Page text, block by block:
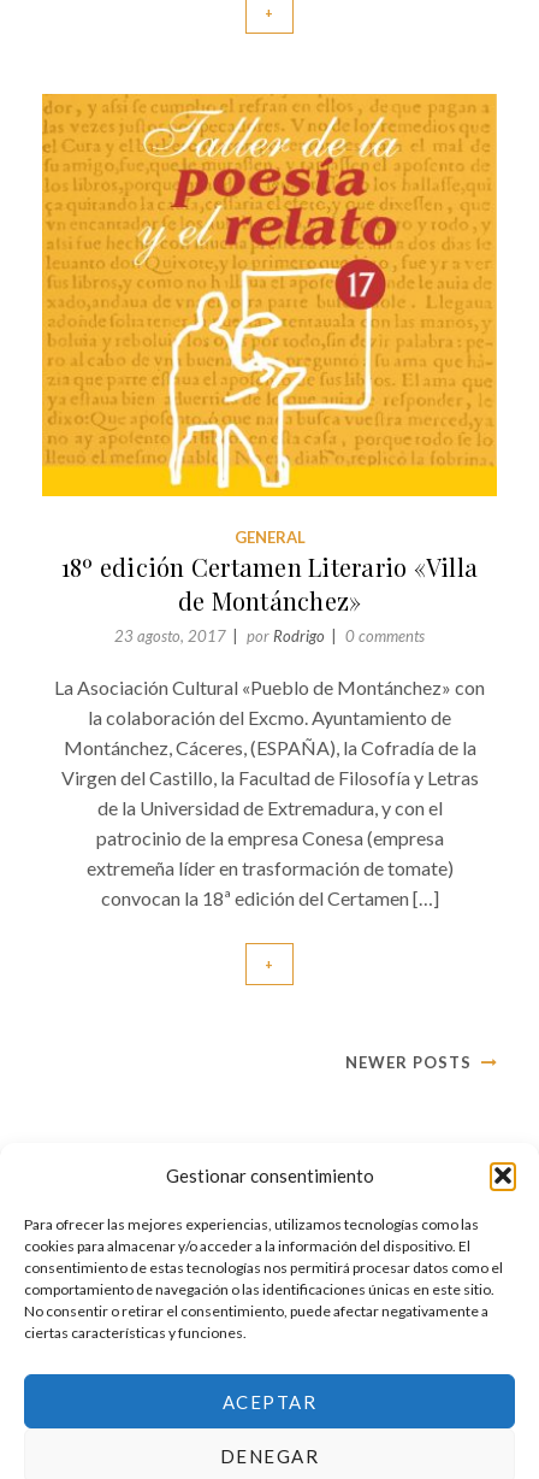
Gestionar consentimiento
Para ofrecer las mejores experiencias, utilizamos tecnologías como las
cookies para almacenar y/o acceder a la información del dispositivo. El
consentimiento de estas tecnologías nos permitirá procesar datos como el
comportamiento de navegación o las identificaciones únicas en este sitio.
No consentir o retirar el consentimiento, puede afectar negativamente a
ciertas características y funciones.
ACEPTAR
DENEGAR
+
GENERAL
18º edición Certamen Literario «Villa
de Montánchez»
23 agosto, 2017 por Rodrigo 0 comments
La Asociación Cultural «Pueblo de Montánchez» con
la colaboración del Excmo. Ayuntamiento de
Montánchez, Cáceres, (ESPAÑA), la Cofradía de la
Virgen del Castillo, la Facultad de Filosofía y Letras
de la Universidad de Extremadura, y con el
patrocinio de la empresa Conesa (empresa
extremeña líder en trasformación de tomate)
convocan la 18ª edición del Certamen […]
+
NEWER POSTS